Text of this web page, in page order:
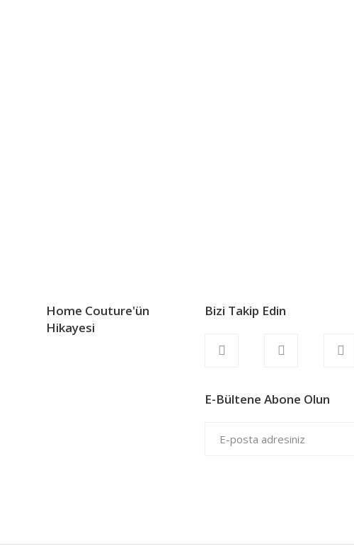
Home Couture'ün
Hikayesi
Bizi Takip Edin
E-Bültene Abone Olun